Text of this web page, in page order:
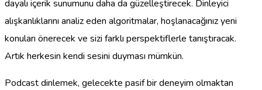
dayalı içerik sunumunu daha da güzelleştirecek. Dinleyici
alışkanlıklarını analiz eden algoritmalar, hoşlanacağınız yeni
konuları önerecek ve sizi farklı perspektiflerle tanıştıracak.
Artık herkesin kendi sesini duyması mümkün.
Podcast dinlemek, gelecekte pasif bir deneyim olmaktan